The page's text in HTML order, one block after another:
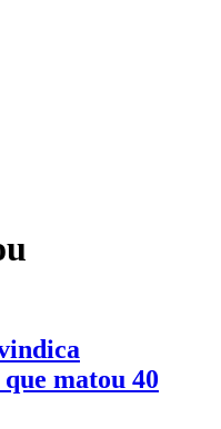
matou 40